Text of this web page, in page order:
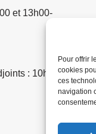
Pour offrir
cookies
ces
navigation
et 13h00-
: 10h00-